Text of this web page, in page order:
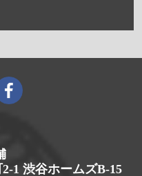
1 渋谷ホームズB-15